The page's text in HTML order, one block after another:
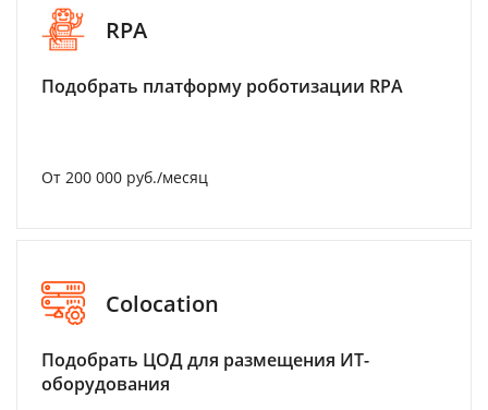
RPA
Подобрать платформу роботизации RPA
От 200 000 руб./месяц
Colocation
Подобрать ЦОД для размещения ИТ-
оборудования